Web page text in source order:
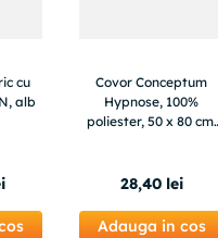
cu
alb
Covor Conceptum
Hypnose, 100%
poliester, 50 x 80 cm,
28,40 lei
Adauga in cos